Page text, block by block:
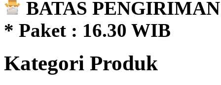
BATAS
* Paket : 16.30 WIB
Kategori Produk